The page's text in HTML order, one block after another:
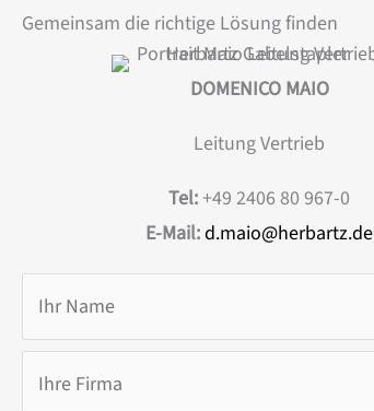
Gemeinsam die richtige Lösung finden
DOMENICO MAIO
Leitung Vertrieb
Tel:+49 2406 80 967-0
E-Mail:d.maio@herbartz.de